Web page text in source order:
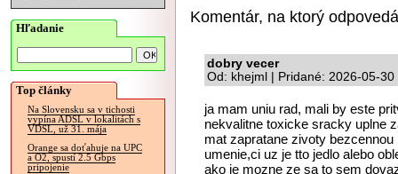
Hľadanie
Top články
Na Slovensku sa v tichosti
vypína ADSL v lokalitách s
VDSL, už 31. mája
Orange sa doťahuje na UPC
a O2, spustí 2.5 Gbps
pripojenie
Komentár, na ktorý
dobry vecer
Od: khejml | Pridané: 2026-05-30
ja mam uniu rad, mali by este
nekvalitne toxicke sracky uplne
mat zapratane zivoty
umenie,ci uz je tto jedlo alebo
ako je mozne ze sa to sem